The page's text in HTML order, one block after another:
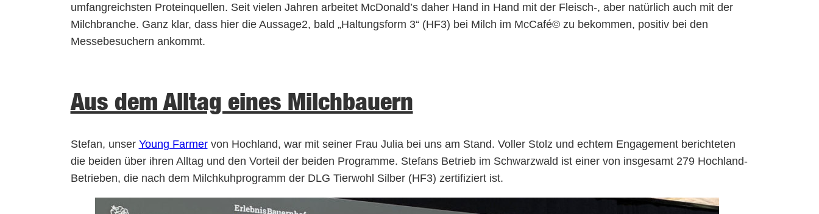
umfangreichsten Proteinquellen. Seit vielen Jahren arbeitet McDonald’s daher Hand in Hand mit der Fleisch-, aber natürlich auch mit der
Milchbranche. Ganz klar, dass hier die Aussage2, bald „Haltungsform 3“ (HF3) bei Milch im McCafé© zu bekommen, positiv bei den
Messebesuchern ankommt.
Aus dem Alltag eines Milchbauern
Stefan, unser Young Farmervon Hochland, war mit seiner Frau Julia bei uns am Stand. Voller Stolz und echtem Engagement berichteten
die beiden über ihren Alltag und den Vorteil der beiden Programme. Stefans Betrieb im Schwarzwald ist einer von insgesamt 279 Hochland-
Betrieben, die nach dem Milchkuhprogramm der DLG Tierwohl Silber (HF3) zertifiziert ist.